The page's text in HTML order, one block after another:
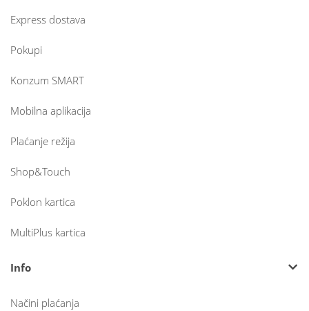
Express dostava
Pokupi
Konzum SMART
Mobilna aplikacija
Plaćanje režija
Shop&Touch
Poklon kartica
MultiPlus kartica
Info
Načini plaćanja